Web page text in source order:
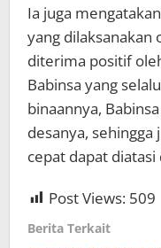
Ia juga
yang dilaksanakan
diterima positif
Babinsa yang
binaannya,
desanya, sehingga
cepat dapat diatasi
Post Views: 509
Berita Terkait